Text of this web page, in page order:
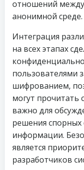
отношений
анонимной среде.
Интеграция
на всех этапах
пользователями
шифрованием,
могут
важно для
решения спорных
информации.
является
разработчиков